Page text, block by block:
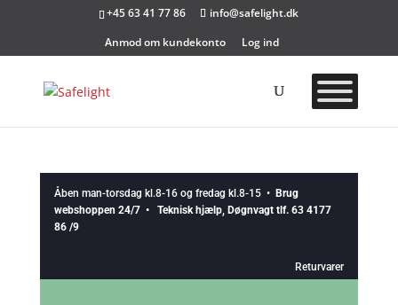
+45 63 41 77 86
info@safelight.dk
Anmod om kundekonto
Log ind
Åben man-torsdag kl.8-16 og fredag kl.8-15 • Brug
webshoppen 24/7 • Teknisk hjælp, Døgnvagt tlf. 63 4177
86 /9
Returvarer